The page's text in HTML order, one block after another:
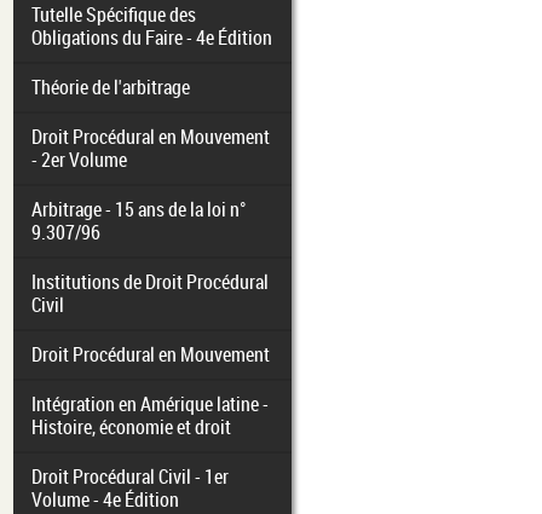
Tutelle Spécifique des
Obligations du Faire - 4e Édition
Théorie de l'arbitrage
Droit Procédural en Mouvement
- 2er Volume
Arbitrage - 15 ans de la loi n°
9.307/96
Institutions de Droit Procédural
Civil
Droit Procédural en Mouvement
Intégration en Amérique latine -
Histoire, économie et droit
Droit Procédural Civil - 1er
Volume - 4e Édition